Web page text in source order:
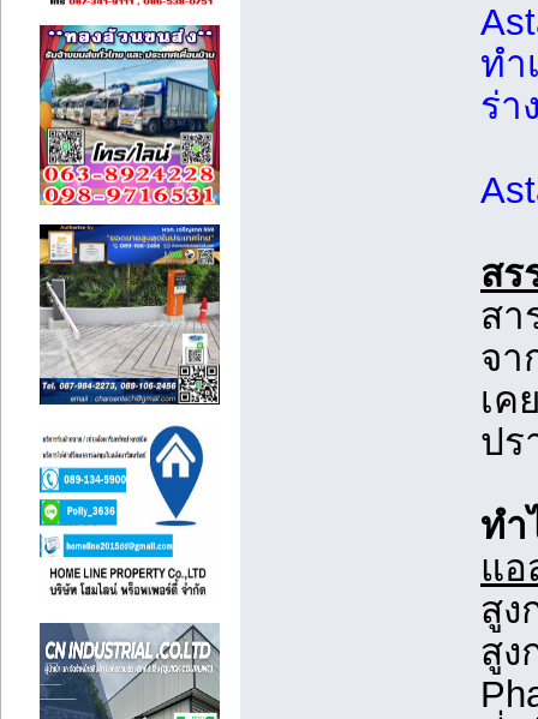
ทำ
ร่า
ส
สา
จา
เค
ปร
ทำ
แ
สูง
สูง